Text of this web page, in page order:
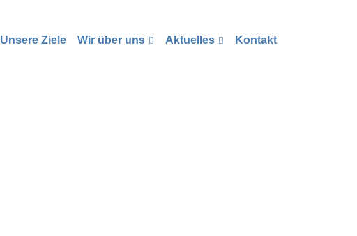
Unsere Ziele Wir über uns Aktuelles Kontakt